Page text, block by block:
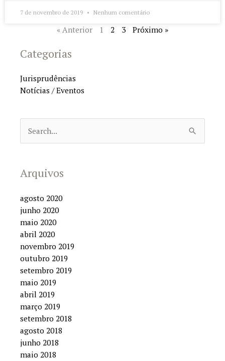
7 de novembro de 2019 Nenhum comentário
« Anterior 1 2 3 Próximo »
Categorias
Jurisprudências
Notícias / Eventos
Pesquisar
por:
Arquivos
agosto 2020
junho 2020
maio 2020
abril 2020
novembro 2019
outubro 2019
setembro 2019
maio 2019
abril 2019
março 2019
setembro 2018
agosto 2018
junho 2018
maio 2018